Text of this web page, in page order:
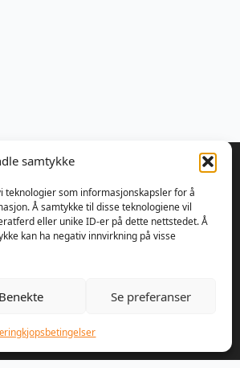
samtykke
teknologier som informasjonskapsler for å
Å samtykke til disse teknologiene vil
eller unike ID-er på dette nettstedet. Å
kan ha negativ innvirkning på visse
Benekte Se preferanser
kjopsbetingelser
og
opp med
den